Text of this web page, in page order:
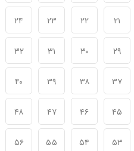
۲۱ ۲۲ ۲۳ ۲۴
۲۹ ۳۰ ۳۱ ۳۲
۳۷ ۳۸ ۳۹ ۴۰
۴۵ ۴۶ ۴۷ ۴۸
۵۳ ۵۴ ۵۵ ۵۶